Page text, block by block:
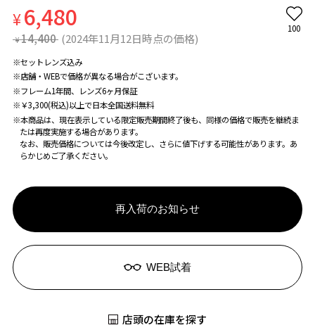
¥6,480
¥ 14,400 (2024年11月12日時点の価格)
100
※セットレンズ込み
※店舗・WEBで価格が異なる場合がこざいます。
※フレーム1年間、レンズ6ヶ月保証
※￥3,300(税込)以上で日本全国送料無料
※本商品は、現在表示している限定販売期間終了後も、同様の価格で販売を継続ま
たは再度実施する場合があります。
なお、販売価格については今後改定し、さらに値下げする可能性があります。あ
らかじめご了承ください。
再入荷のお知らせ
WEB試着
店頭の在庫を探す